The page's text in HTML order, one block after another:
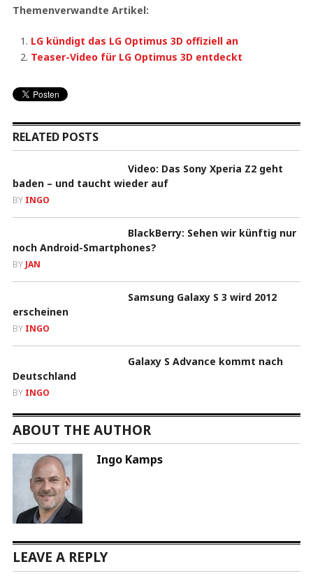
Themenverwandte Artikel:
LG kündigt das LG Optimus 3D offiziell an
Teaser-Video für LG Optimus 3D entdeckt
RELATED POSTS
Video: Das Sony Xperia Z2 geht
baden – und taucht wieder auf
BY INGO
BlackBerry: Sehen wir künftig nur
noch Android-Smartphones?
BY JAN
Samsung Galaxy S 3 wird 2012
erscheinen
BY INGO
Galaxy S Advance kommt nach
Deutschland
BY INGO
ABOUT THE AUTHOR
Ingo Kamps
LEAVE A REPLY